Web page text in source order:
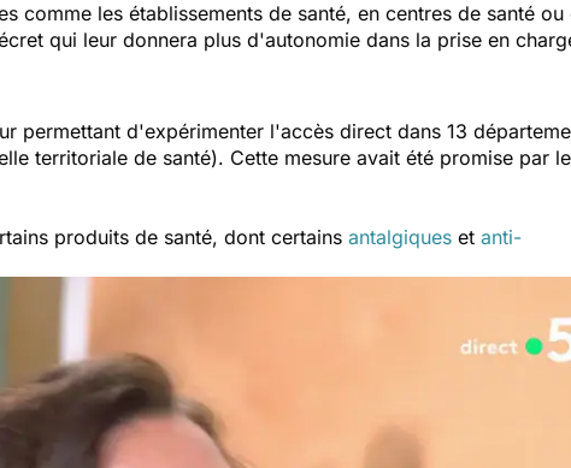
comme les établissements de santé, en centres de santé ou
qui leur donnera plus d'autonomie dans la prise en
permettant d'expérimenter l'accès direct dans 13
territoriale de santé). Cette mesure avait été promise par le
produits de santé, dont certains antalgiques et anti-